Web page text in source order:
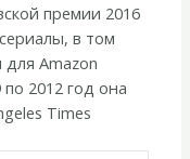
премии 2016
в том
Amazon
по 2012 год она
Times